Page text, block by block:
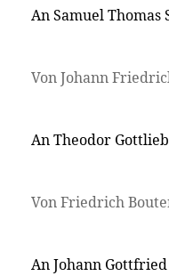
An Samuel
Von Johann
An Theodor
Von Friedrich
An Johann